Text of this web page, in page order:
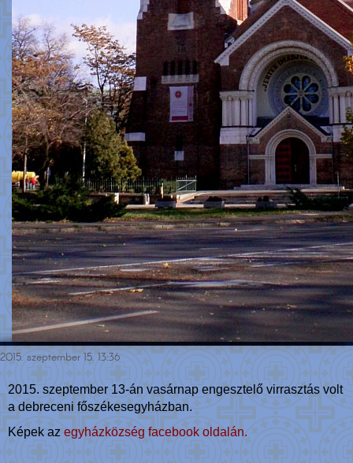
2015. szeptember 15. 13:36
2015. szeptember 13-án vasárnap engesztelő virrasztás volt
a debreceni főszékesegyházban.
Képek azegyházközség facebook oldalán.